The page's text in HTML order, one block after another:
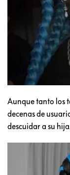
Aunque tanto los
decenas de
descuidar a su